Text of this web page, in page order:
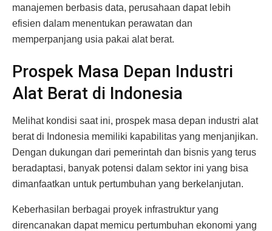
manajemen berbasis data, perusahaan dapat lebih
efisien dalam menentukan perawatan dan
memperpanjang usia pakai alat berat.
Prospek Masa Depan Industri
Alat Berat di Indonesia
Melihat kondisi saat ini, prospek masa depan industri alat
berat di Indonesia memiliki kapabilitas yang menjanjikan.
Dengan dukungan dari pemerintah dan bisnis yang terus
beradaptasi, banyak potensi dalam sektor ini yang bisa
dimanfaatkan untuk pertumbuhan yang berkelanjutan.
Keberhasilan berbagai proyek infrastruktur yang
direncanakan dapat memicu pertumbuhan ekonomi yang